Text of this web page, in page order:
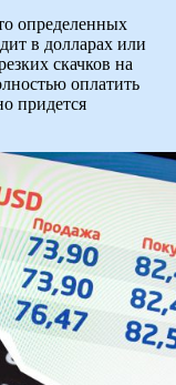
определенных
в долларах или
скачков на
оплатить
придется